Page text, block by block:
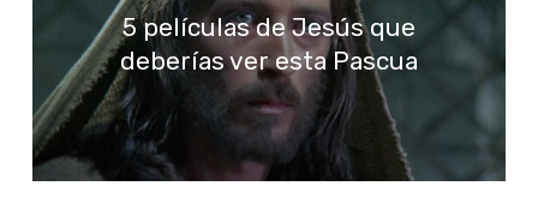
5 películas de Jesús que
deberías ver esta Pascua